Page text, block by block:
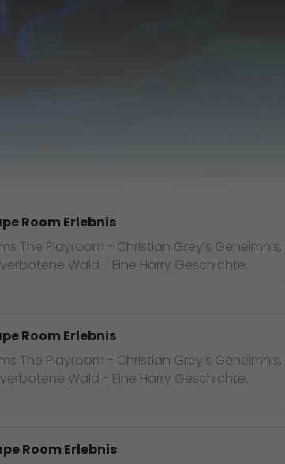
Room Erlebnis
The Playroom - Christian Grey’s
Wald - Eine Harry Geschichte.
Room Erlebnis
The Playroom - Christian Grey’s
Wald - Eine Harry Geschichte.
Room Erlebnis